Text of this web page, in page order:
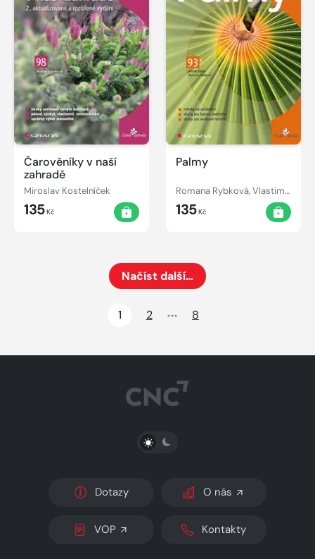
Čarověníky v naší
zahradě
Miroslav Kostelníček
135Kč
Palmy
Romana Rybková, Vlastimil Rybka
135Kč
Načíst další…
1
2 8
PŘEPNOUT SVĚTLÝ/TMAVÝ REŽIM
Dotazy O nás
VOP Kontakty